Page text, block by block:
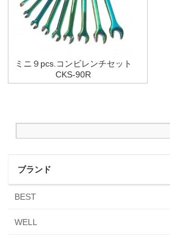
ミニ９pcs.コンビレンチセット
CKS-90R
ブランド
BEST
WELL